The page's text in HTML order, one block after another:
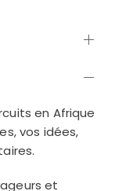
en Afrique
vos idées,
et